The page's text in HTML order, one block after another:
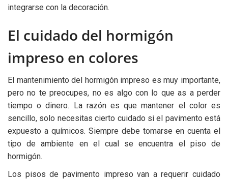
integrarse con la decoración.
El cuidado del hormigón
impreso en colores
El mantenimiento del hormigón impreso es muy importante,
pero no te preocupes, no es algo con lo que as a perder
tiempo o dinero. La razón es que mantener el color es
sencillo, solo necesitas cierto cuidado si el pavimento está
expuesto a químicos. Siempre debe tomarse en cuenta el
tipo de ambiente en el cual se encuentra el piso de
hormigón.
Los pisos de pavimento impreso van a requerir cuidado